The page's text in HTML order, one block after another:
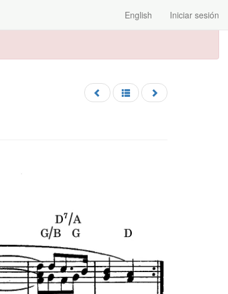
English Iniciar sesión